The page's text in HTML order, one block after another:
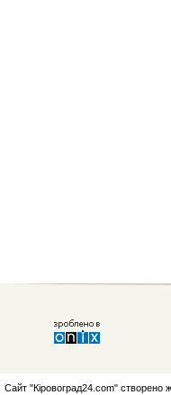
Сайт "Кіровоград24.com" створено